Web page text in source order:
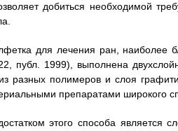
добиться необходимой
для лечения ран, наиболее
публ. 1999), выполнена
разных полимеров и слоя
препаратами широкого
этого способа является